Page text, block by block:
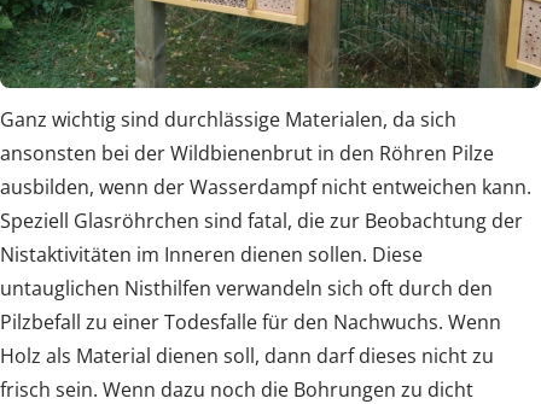
Ganz wichtig sind durchlässige Materialen, da sich
ansonsten bei der Wildbienenbrut in den Röhren Pilze
ausbilden, wenn der Wasserdampf nicht entweichen kann.
Speziell Glasröhrchen sind fatal, die zur Beobachtung der
Nistaktivitäten im Inneren dienen sollen. Diese
untauglichen Nisthilfen verwandeln sich oft durch den
Pilzbefall zu einer Todesfalle für den Nachwuchs. Wenn
Holz als Material dienen soll, dann darf dieses nicht zu
frisch sein. Wenn dazu noch die Bohrungen zu dicht